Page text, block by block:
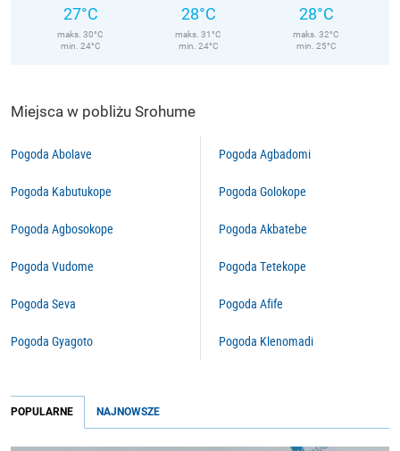
27°C
maks. 30°C
min. 24°C
28°C
maks. 31°C
min. 24°C
28°C
maks. 32°C
min. 25°C
Miejsca w pobliżu Srohume
Pogoda Abolave
Pogoda Kabutukope
Pogoda Agbosokope
Pogoda Vudome
Pogoda Seva
Pogoda Gyagoto
Pogoda Agbadomi
Pogoda Golokope
Pogoda Akbatebe
Pogoda Tetekope
Pogoda Afife
Pogoda Klenomadi
POPULARNE NAJNOWSZE